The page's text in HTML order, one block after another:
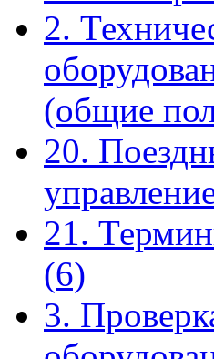
2.
(общие
20.
21.
(6)
3.